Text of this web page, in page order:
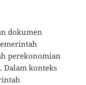
dokumen
perekonomian
Dalam konteks